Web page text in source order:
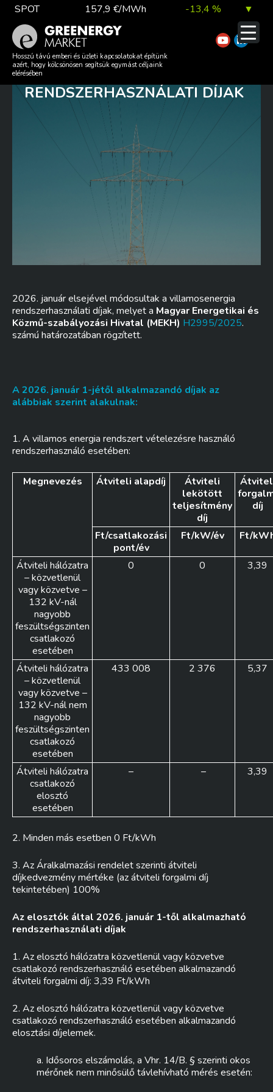
Skip
content
SPOT 157,9 €/MWh -13,4 % ▼
TTF DA 56,1 €/MWh 7,0 % ▲
EUA 81,9 €/t 1,0 % ▲
26 140,13
363,03 Ft
Hosszú távú emberi és üzleti kapcsolatokat építünk
azért, hogy kölcsönösen segítsük egymást céljaink
elérésében
ÍGY VÁLTOZTAK 2026. JANUÁR
1-JÉVEL A VILLAMOSENERGIA
RENDSZERHASZNÁLATI DÍJAK
2026. január elsejével módosultak a villamosenergia
rendszerhasználati díjak, melyet a Magyar Energetikai és
Közmű-szabályozási Hivatal (MEKH) H2995/2025.
számú határozatában rögzített.
A 2026. január 1-jétől alkalmazandó díjak az
alábbiak szerint alakulnak:
1. A villamos energia rendszert vételezésre használó
rendszerhasználó esetében:
Megnevezés Átviteli alapdíj
Átviteli
lekötött
teljesítmény
díj
díj
Ft/csatlakozási
pont/év
Ft/kW/év Ft/
Átviteli hálózatra
– közvetlenül
vagy közvetve –
132 kV-nál
nagyobb
feszültségszinten
csatlakozó
esetében
0 0 3,39
Átviteli hálózatra
– közvetlenül
vagy közvetve –
132 kV-nál nem
nagyobb
feszültségszinten
csatlakozó
esetében
433 008 2 376 5,37
Átviteli hálózatra
csatlakozó
elosztó
esetében
– – 3,39
2. Minden más esetben 0 Ft/kWh
3. Az Áralkalmazási rendelet szerinti átviteli
díjkedvezmény mértéke (az átviteli forgalmi díj
tekintetében) 100%
Az elosztók által 2026. január 1-től alkalmazható
rendszerhasználati díjak
1. Az elosztó hálózatra közvetlenül vagy közvetve
csatlakozó rendszerhasználó esetében alkalmazandó
átviteli forgalmi díj: 3,39 Ft/kWh
2. Az elosztó hálózatra közvetlenül vagy közvetve
csatlakozó rendszerhasználó esetében alkalmazandó
elosztási díjelemek.
a. Idősoros elszámolás, a Vhr. 14/B. § szerinti okos
mérőnek nem minősülő távlehívható mérés esetén: